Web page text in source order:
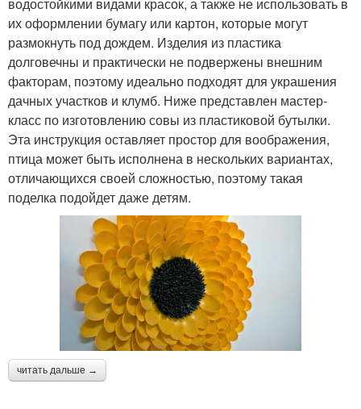
их оформлении бумагу или картон, которые могут
размокнуть под дождем. Изделия из пластика
долговечны и практически не подвержены внешним
факторам, поэтому идеально подходят для украшения
дачных участков и клумб. Ниже представлен мастер-
класс по изготовлению совы из пластиковой бутылки.
Эта инструкция оставляет простор для воображения,
птица может быть исполнена в нескольких вариантах,
отличающихся своей сложностью, поэтому такая
поделка подойдет даже детям.
читать дальше →